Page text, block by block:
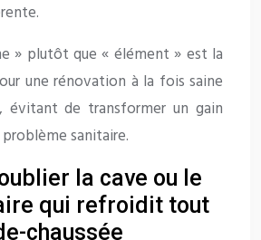
» plutôt que « élément » est la
une rénovation à la fois saine
évitant de transformer un gain
sanitaire.
la cave ou le
qui refroidit tout
chaussée